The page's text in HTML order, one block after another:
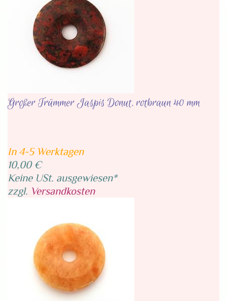
Großer Trümmer Jaspis Donut, rotbraun 40 mm
In 4-5 Werktagen
10,00 €
Keine USt. ausgewiesen*
zzgl. Versandkosten